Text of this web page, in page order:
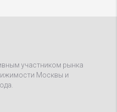
участником рынка
Москвы и